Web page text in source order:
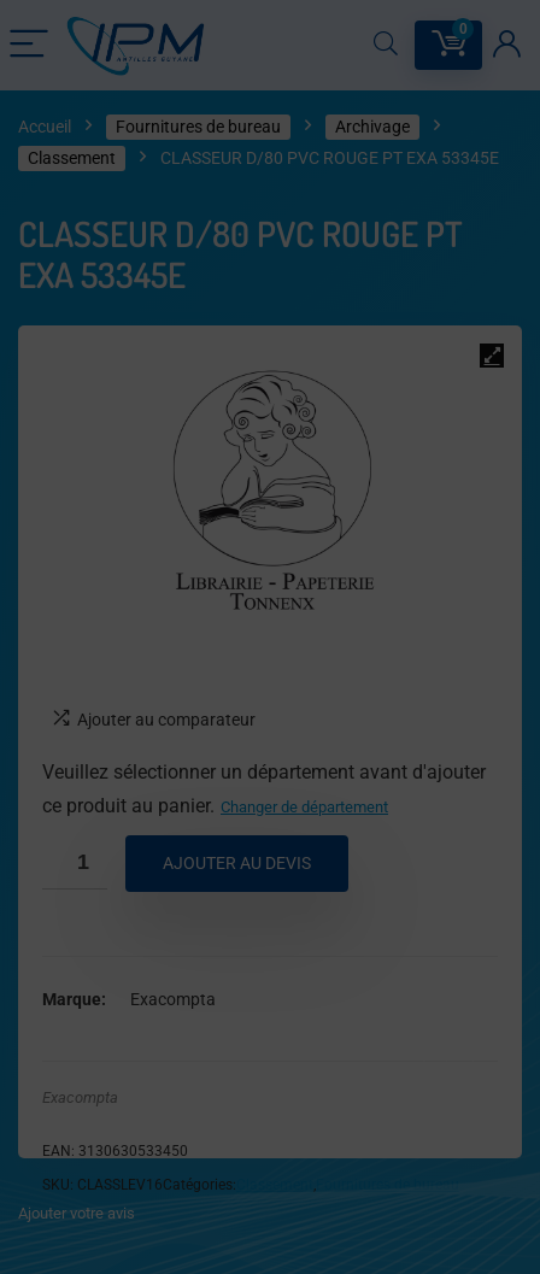
0
Accueil Fournitures de bureau
Archivage
Classement
CLASSEUR D/80 PVC ROUGE PT EXA 53345E
CLASSEUR D/80 PVC ROUGE PT
EXA 53345E
Ajouter au comparateur
Veuillez sélectionner un département avant d'ajouter
ce produit au panier. Changer de département
AJOUTER AU DEVIS
Marque Exacompta
Exacompta
EAN: 3130630533450
SKU: CLASSLEV16Catégories: ,
Ajouter votre avis